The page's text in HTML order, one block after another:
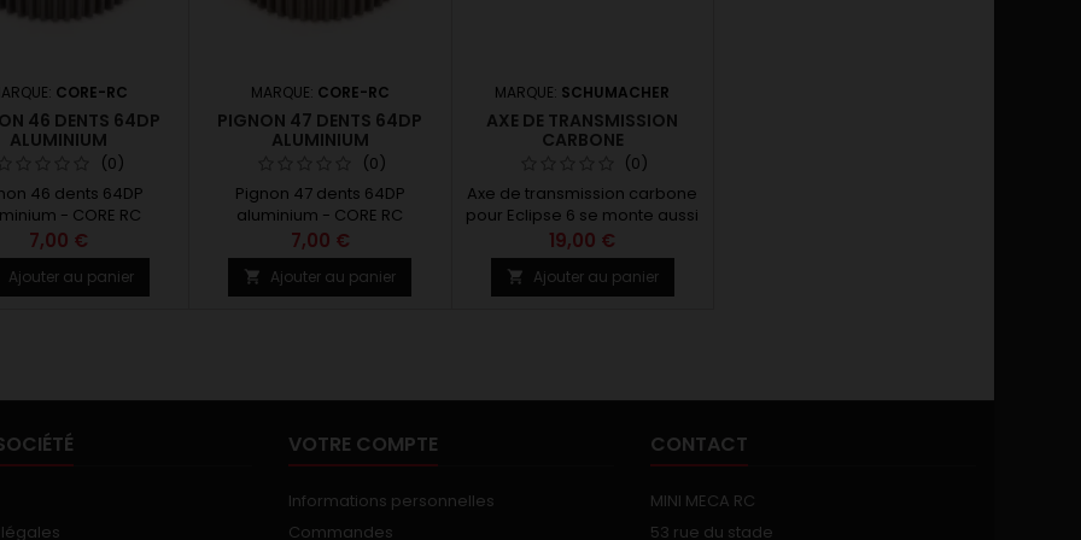
CORE-RC
46 DENTS 64DP
ALUMINIUM
(0)
46 dents 64DP
- CORE RC
7,00 €
Ajouter au panier
MARQUE: CORE-RC
PIGNON 47 DENTS 64DP
ALUMINIUM
(0)
Pignon 47 dents 64DP
aluminium - CORE RC
7,00 €
 Ajouter au panier
MARQUE: SCHUMACHER
AXE DE TRANSMISSION
CARBONE
(0)
Axe de transmission carbone
pour Eclipse 6 se monte aussi
sur la XRAY X12 2026
19,00 €
 Ajouter au panier
VOTRE COMPTE
Informations personnelles
Commandes
CONTACT
MINI MECA RC
53 rue du stade